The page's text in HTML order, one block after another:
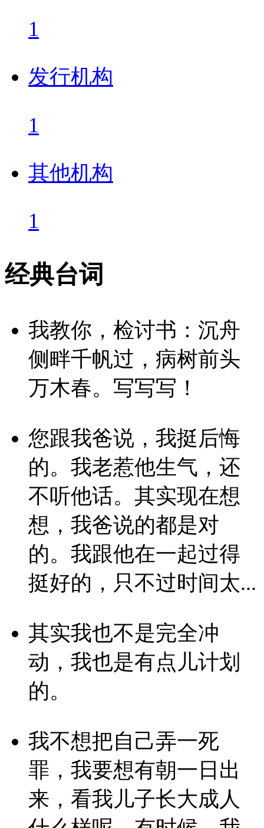
1
发行机构
1
其他机构
1
经典台词
我教你，检讨书：沉舟
侧畔千帆过，病树前头
万木春。写写写！
您跟我爸说，我挺后悔
的。我老惹他生气，还
不听他话。其实现在想
想，我爸说的都是对
的。我跟他在一起过得
挺好的，只不过时间太...
其实我也不是完全冲
动，我也是有点儿计划
的。
我不想把自己弄一死
罪，我要想有朝一日出
来，看我儿子长大成人